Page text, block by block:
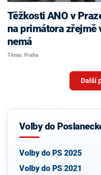
Těžkosti ANO v
na primátora zřejmě
nemá
Téma: Praha
Další
Volby do
Volby do PS 2025
Volby do PS 2021